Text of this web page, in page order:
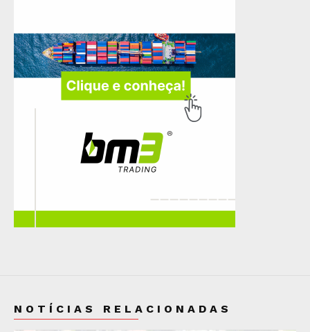
NOTÍCIAS RELACIONADAS